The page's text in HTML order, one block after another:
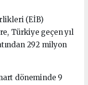
(EİB)
Türkiye geçen yıl
292 milyon
döneminde 9